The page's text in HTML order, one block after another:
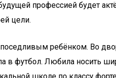
профессией будет
цели.
ребёнком. Во
в футбол. Любила носить